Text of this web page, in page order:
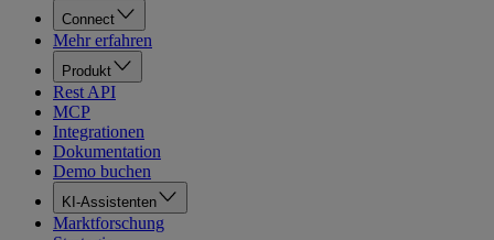
Connect
Mehr erfahren
Produkt
Rest API
MCP
Integrationen
Dokumentation
Demo buchen
KI-Assistenten
Marktforschung